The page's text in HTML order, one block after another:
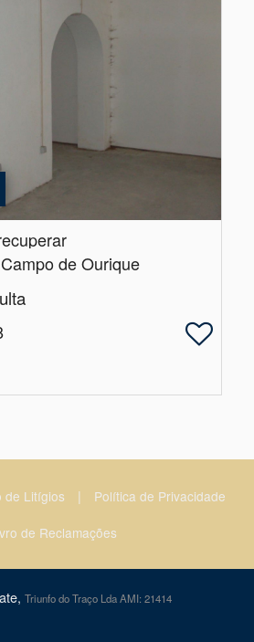
de Ourique
de Litígios | Política de Privacidade
de Reclamações
Triunfo do Traço Lda AMI: 21414